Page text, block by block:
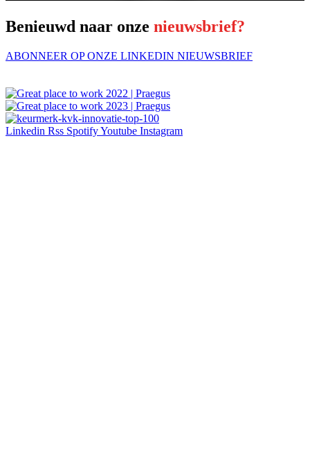
Benieuwd naar onze nieuwsbrief?
ABONNEER OP ONZE LINKEDIN NIEUWSBRIEF
Linkedin Rss SpotifyYoutube Instagram